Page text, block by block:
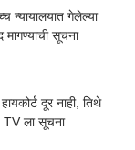
न्यायालयात गेलेल्या
मागण्याची सूचना
दूर नाही, तिथे
TV ला सूचना